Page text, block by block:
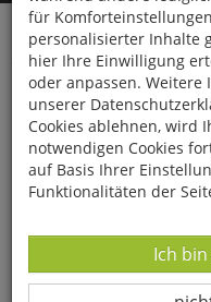
Startseite Bücher
Der
für
personalisierter Inhalte
hier Ihre Einwilligung
oder anpassen.
unserer
Cookies ablehnen, wird
notwendigen Cookies
auf Basis Ihrer
Funktionalitäten der
Ich